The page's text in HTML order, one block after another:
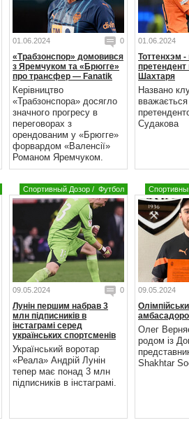
01.06.2024 0
«Трабзонспор» домовився
з Яремчуком та «Брюгге»
про трансфер — Fanatik
Керівництво
«Трабзонспора» досягло
значного прогресу в
переговорах з
орендованим у «Брюгге»
форвардом «Валенсії»
Романом Яремчуком.
01.06.2024
Тоттенхэм -
претендент
Шахтаря
Названо
Судакова
Спортивный Дозор / Футбол
09.05.2024 0
Лунін першим набрав 3
млн підписників в
інстаграмі серед
українських спортсменів
Український воротар
«Реала» Андрій Лунін
тепер має понад 3 млн
підписників в інстаграмі.
09.05.2024
Олег
родом із
Shakhtar